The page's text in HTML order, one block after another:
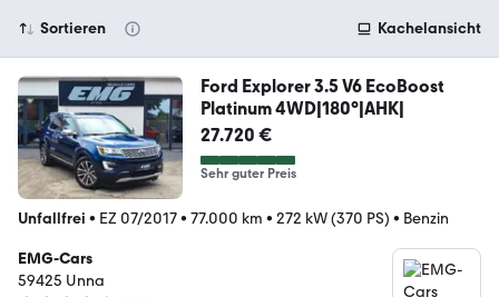
Sortieren Kachelansicht
Ford Explorer 3.5 V6 EcoBoost
Platinum 4WD|180°|AHK|
27.720 €
Sehr guter Preis
Unfallfrei • EZ 07/2017• 77.000 km • 272 kW (370 PS) • Benzin
EMG-Cars
59425 Unna